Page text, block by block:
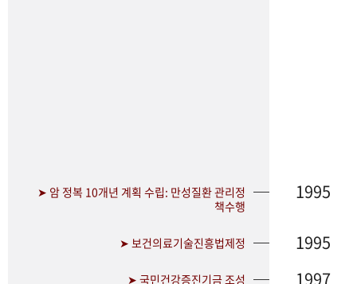
➤ 암 정복 10개년 계획 수립: 만성질환 관리정
책수행
1995
➤ 보건의료기술진흥법제정 1995
➤ 국민건강증진기금 조성 1997